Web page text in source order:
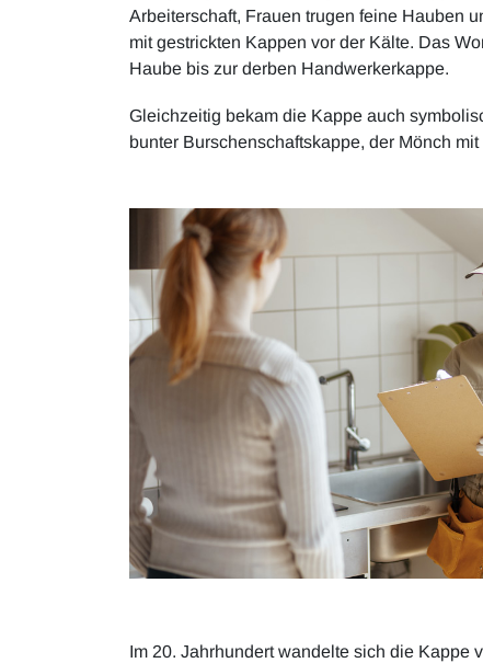
Arbeiterschaft, Frauen trugen feine Hauben
mit gestrickten Kappen vor der Kälte. Das
Haube bis zur derben Handwerkerkappe.
Gleichzeitig bekam die Kappe auch
bunter Burschenschaftskappe, der Mönch
Im 20. Jahrhundert wandelte sich die